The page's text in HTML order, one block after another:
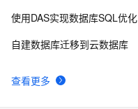
查看更多
使用DAS实现数据库SQL优化
自建数据库迁移到云数据库